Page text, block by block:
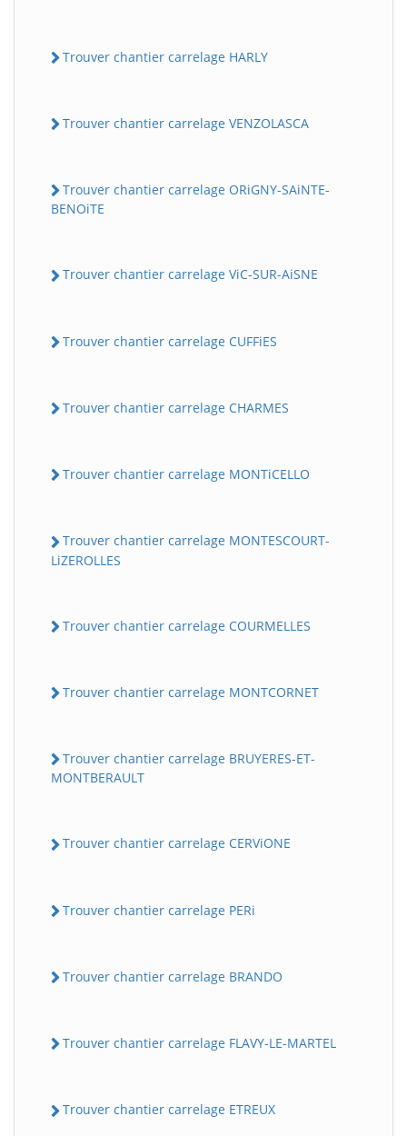
Trouver chantier carrelage HARLY
Trouver chantier carrelage VENZOLASCA
Trouver chantier carrelage ORiGNY-SAiNTE-
BENOiTE
Trouver chantier carrelage ViC-SUR-AiSNE
Trouver chantier carrelage CUFFiES
Trouver chantier carrelage CHARMES
Trouver chantier carrelage MONTiCELLO
Trouver chantier carrelage MONTESCOURT-
LiZEROLLES
Trouver chantier carrelage COURMELLES
Trouver chantier carrelage MONTCORNET
Trouver chantier carrelage BRUYERES-ET-
MONTBERAULT
Trouver chantier carrelage CERViONE
Trouver chantier carrelage PERi
Trouver chantier carrelage BRANDO
Trouver chantier carrelage FLAVY-LE-MARTEL
Trouver chantier carrelage ETREUX